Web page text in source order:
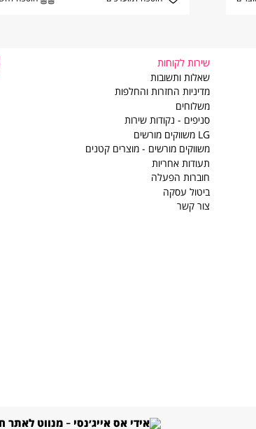
שירות
לקוחות
שירות לקוחות
שאלות ותשובות
מדיניות החזרות והחלפות
משלוחים
סניפים - נקודות שירות
LG משווקים מורשים
משווקים מורשים - מוצרים קטנים
תעודות אחריות
חוברות הפעלה
ביטול עסקה
צור קשר